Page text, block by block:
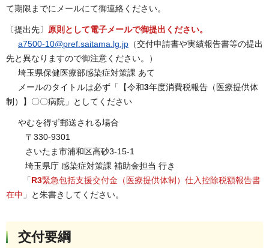
て期限までにメールにて御連絡ください。
〔提出先〕 原則として電子メールで御提出ください。
a7500-10@pref.saitama.lg.jp （交付申請書や実績報告書等の提出
先と異なりますので御注意ください。）
埼玉県保健医療部感染症対策課 あて
メールのタイトルは必ず「【令和3年度消費税報告（医療提供体
制）】〇〇病院」としてください
やむを得ず郵送される場合
〒330-9301
さいたま市浦和区高砂3-15-1
埼玉県庁 感染症対策課 補助金担当 行き
「R3緊急包括支援交付金（医療提供体制）仕入控除税額報告書
在中 」と朱書きしてください。
交付要綱